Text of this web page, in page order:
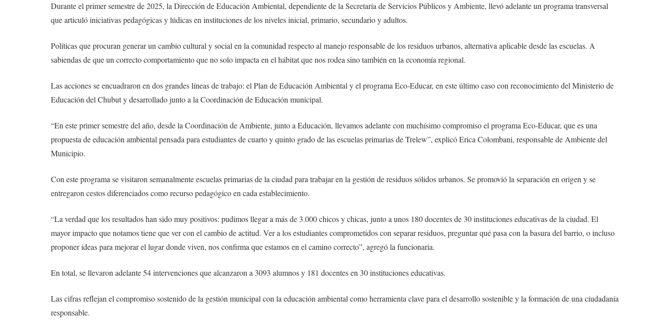
Durante el primer semestre de 2025, la Dirección de Educación Ambiental, dependiente de la Secretaría de Servicios Públicos y Ambiente, llevó adelante un programa transversal
que articuló iniciativas pedagógicas y lúdicas en instituciones de los niveles inicial, primario, secundario y adultos.
Políticas que procuran generar un cambio cultural y social en la comunidad respecto al manejo responsable de los residuos urbanos, alternativa aplicable desde las escuelas. A
sabiendas de que un correcto comportamiento que no solo impacta en el hábitat que nos rodea sino también en la economía regional.
Las acciones se encuadraron en dos grandes líneas de trabajo: el Plan de Educación Ambiental y el programa Eco-Educar, en este último caso con reconocimiento del Ministerio de
Educación del Chubut y desarrollado junto a la Coordinación de Educación municipal.
“En este primer semestre del año, desde la Coordinación de Ambiente, junto a Educación, llevamos adelante con muchísimo compromiso el programa Eco-Educar, que es una
propuesta de educación ambiental pensada para estudiantes de cuarto y quinto grado de las escuelas primarias de Trelew”, explicó Erica Colombani, responsable de Ambiente del
Municipio.
Con este programa se visitaron semanalmente escuelas primarias de la ciudad para trabajar en la gestión de residuos sólidos urbanos. Se promovió la separación en origen y se
entregaron cestos diferenciados como recurso pedagógico en cada establecimiento.
“La verdad que los resultados han sido muy positivos: pudimos llegar a más de 3.000 chicos y chicas, junto a unos 180 docentes de 30 instituciones educativas de la ciudad. El
mayor impacto que notamos tiene que ver con el cambio de actitud. Ver a los estudiantes comprometidos con separar residuos, preguntar qué pasa con la basura del barrio, o incluso
proponer ideas para mejorar el lugar donde viven, nos confirma que estamos en el camino correcto”, agregó la funcionaria.
En total, se llevaron adelante 54 intervenciones que alcanzaron a 3093 alumnos y 181 docentes en 30 instituciones educativas.
Las cifras reflejan el compromiso sostenido de la gestión municipal con la educación ambiental como herramienta clave para el desarrollo sostenible y la formación de una ciudadanía
responsable.